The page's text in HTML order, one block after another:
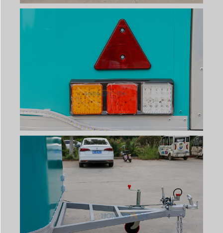
Slovenščina
Latviešu valoda
Dansk
Српски језик
Norsk nynorsk
Maori
Eesti
Български
Nederlands (België)
हिन्दी
Norsk bokmål
Slovenčina